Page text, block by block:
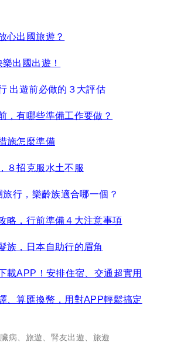
心出國旅遊？
出國出遊！
出遊前必做的３大評估
，有哪些準備工作要做？
施怎麼準備
８招克服水土不服
行，樂齡族適合哪一個？
略，行前準備４大注意事項
族，日本自助行的眉角
載APP！安排住宿、交通超實用
、算匯換幣，用對APP輕鬆搞定
病 旅遊 腎友出遊 旅遊